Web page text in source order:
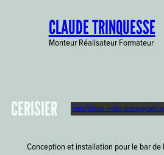
CLAUDE TRINQUESSE
Monteur Réalisateur Formateur
CERISIER Installation vidéo
Conception et installation pour le bar de